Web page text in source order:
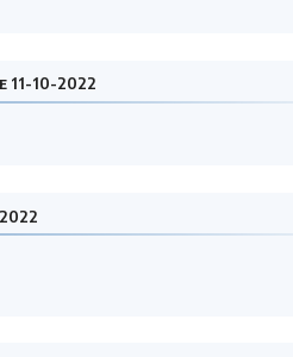
10-2022